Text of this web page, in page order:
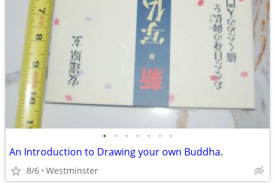
• • • • • • •
An Introduction to Drawing your own Buddha.
8/6 Westminster